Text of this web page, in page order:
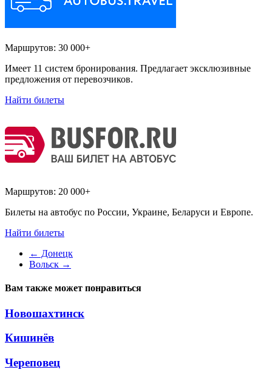
Маршрутов: 30 000+
Имеет 11 систем бронирования. Предлагает эксклюзивные
предложения от перевозчиков.
Найти билеты
Маршрутов: 20 000+
Билеты на автобус по России, Украине, Беларуси и Европе.
Найти билеты
← Донецк
Вольск →
Вам также может понравиться
Новошахтинск
Кишинёв
Череповец